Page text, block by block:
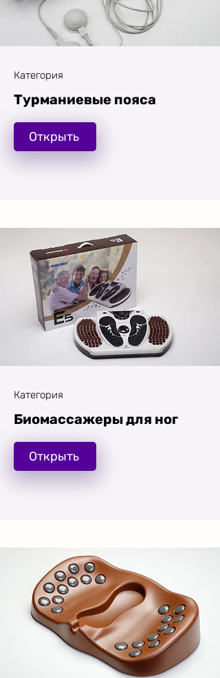
Категория
Турманиевые пояса
Открыть
Категория
Биомассажеры для ног
Открыть